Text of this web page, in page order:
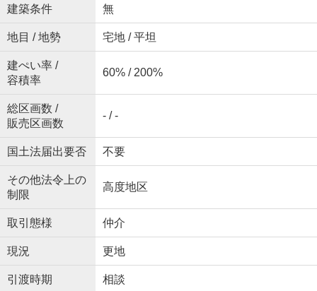
建築条件 無
地目 / 地勢 宅地 / 平坦
建ぺい率 /
容積率
60% / 200%
総区画数 /
販売区画数
- / -
国土法届出要否 不要
その他法令上の
制限
高度地区
取引態様 仲介
現況 更地
引渡時期 相談